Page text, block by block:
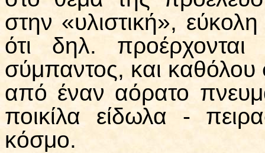
στην «υλιστική»,
ότι δηλ.
σύμπαντος, και καθόλου
από έναν αόρατο
ποικίλα είδωλα -
κόσμο.